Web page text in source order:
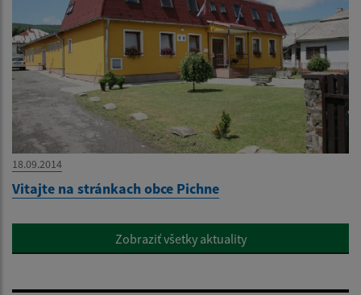
18.09.2014
Vitajte na stránkach obce Pichne
Zobraziť všetky aktuality